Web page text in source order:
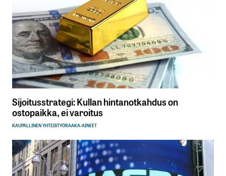
Sijoitusstrategi: Kullan hintanotkahdus on
ostopaikka, ei varoitus
KAUPALLINEN YHTEISTYÖRAAKA-AINEET